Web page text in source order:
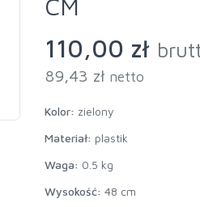
CM
110,00 zł
89,43 zł netto
Kolor: zielony
Materiał: plastik
Waga: 0.5 kg
Wysokość: 48 cm